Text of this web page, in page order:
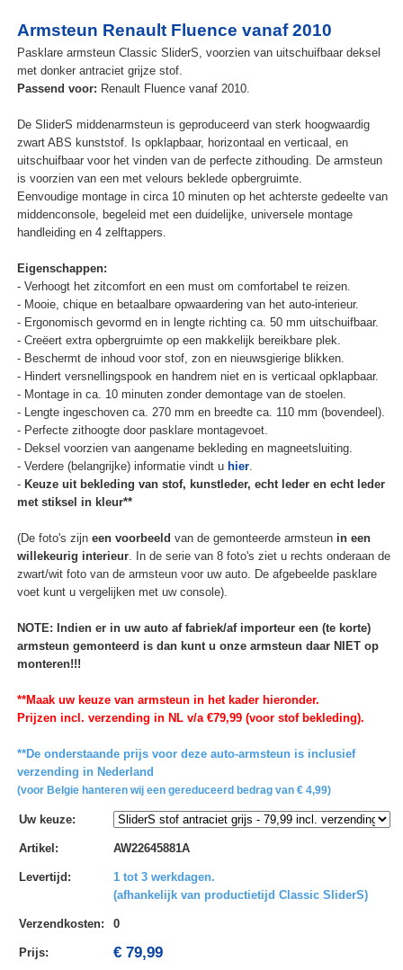
Armsteun Renault Fluence vanaf 2010
Pasklare armsteun Classic SliderS, voorzien van uitschuifbaar deksel
met donker antraciet grijze stof.
Passend voor: Renault Fluence vanaf 2010.
De SliderS middenarmsteun is geproduceerd van sterk hoogwaardig
zwart ABS kunststof. Is opklapbaar, horizontaal en verticaal, en
uitschuifbaar voor het vinden van de perfecte zithouding. De armsteun
is voorzien van een met velours beklede opbergruimte.
Eenvoudige montage in circa 10 minuten op het achterste gedeelte van
middenconsole, begeleid met een duidelijke, universele montage
handleiding en 4 zelftappers.
Eigenschappen:
- Verhoogt het zitcomfort en een must om comfortabel te reizen.
- Mooie, chique en betaalbare opwaardering van het auto-interieur.
- Ergonomisch gevormd en in lengte richting ca. 50 mm uitschuifbaar.
- Creëert extra opbergruimte op een makkelijk bereikbare plek.
- Beschermt de inhoud voor stof, zon en nieuwsgierige blikken.
- Hindert versnellingspook en handrem niet en is verticaal opklapbaar.
- Montage in ca. 10 minuten zonder demontage van de stoelen.
- Lengte ingeschoven ca. 270 mm en breedte ca. 110 mm (bovendeel).
- Perfecte zithoogte door pasklare montagevoet.
- Deksel voorzien van aangename bekleding en magneetsluiting.
- Verdere (belangrijke) informatie vindt u hier.
- Keuze uit bekleding van stof, kunstleder, echt leder en echt leder
met stiksel in kleur**
(De foto's zijn een voorbeeld van de gemonteerde armsteun in een
willekeurig interieur. In de serie van 8 foto's ziet u rechts onderaan de
zwart/wit foto van de armsteun voor uw auto. De afgebeelde pasklare
voet kunt u vergelijken met uw console).
NOTE: Indien er in uw auto af fabriek/af importeur een (te korte)
armsteun gemonteerd is dan kunt u onze armsteun daar NIET op
monteren!!!
**Maak uw keuze van armsteun in het kader hieronder.
Prijzen incl. verzending in NL v/a €79,99 (voor stof bekleding).
**De onderstaande prijs voor deze auto-armsteun is inclusief
verzending in Nederland
(voor Belgie hanteren wij een gereduceerd bedrag van € 4,99)
Uw keuze:
Artikel : AW22645881A
Levertijd :
1 tot 3 werkdagen.
(afhankelijk van productietijd Classic SliderS)
Verzendkosten: 0
Prijs: € 79,99